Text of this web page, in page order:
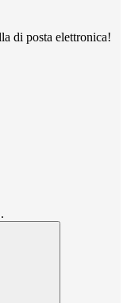
di posta elettronica!